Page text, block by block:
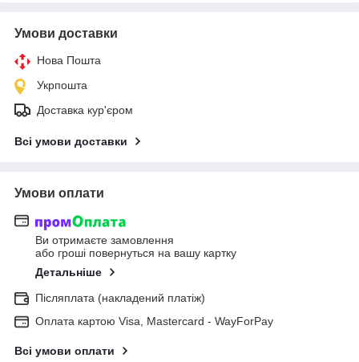
Умови доставки
Нова Пошта
Укрпошта
Доставка кур'єром
Всі умови доставки
Умови оплати
Ви отримаєте замовлення
або гроші повернуться на вашу картку
Детальніше
Післяплата (накладений платіж)
Оплата картою Visa, Mastercard - WayForPay
Всі умови оплати